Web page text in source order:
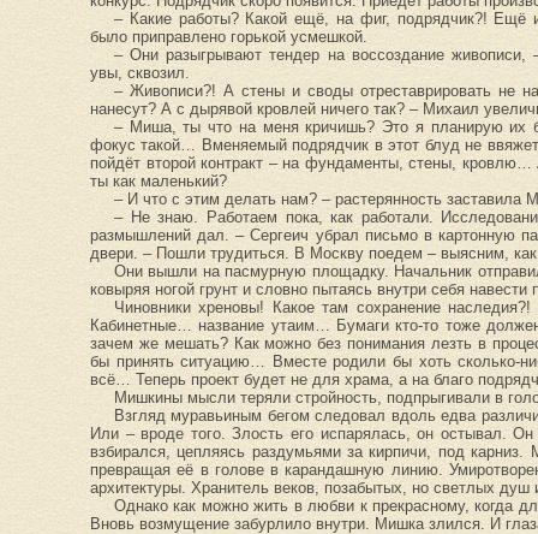
– Какие работы? Какой ещё, на фиг, подрядчик?!
было приправлено горькой усмешкой.
– Они разыгрывают тендер на воссоздание живописи,
увы, сквозил.
– Живописи?! А стены и своды отреставрировать не
нанесут? А с дырявой кровлей ничего так? – Михаил
– Миша, ты что на меня кричишь? Это я планирую их
фокус такой… Вменяемый подрядчик в этот блуд не
пойдёт второй контракт – на фундаменты, стены, кровлю…
ты как маленький?
– И что с этим делать нам? – растерянность заставила
– Не знаю. Работаем пока, как работали.
размышлений дал. – Сергеич убрал письмо в картонную
двери. – Пошли трудиться. В Москву поедем – выясним,
Они вышли на пасмурную площадку. Начальник
ковыряя ногой грунт и словно пытаясь внутри себя навести
Чиновники хреновы! Какое там сохранение
Кабинетные… название утаим… Бумаги кто-то тоже
зачем же мешать? Как можно без понимания лезть в
бы принять ситуацию… Вместе родили бы хоть сколько-
всё… Теперь проект будет не для храма, а на благо
Мишкины мысли теряли стройность, подпрыгивали в
Взгляд муравьиным бегом следовал вдоль едва
Или – вроде того. Злость его испарялась, он остывал.
взбирался, цепляясь раздумьями за кирпичи, под
превращая её в голове в карандашную линию.
архитектуры. Хранитель веков, позабытых, но светлых душ
Однако как можно жить в любви к прекрасному, когда
Вновь возмущение забурлило внутри. Мишка злился. И